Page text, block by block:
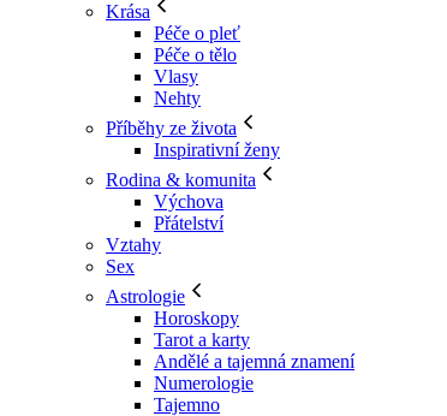
Krása
Péče o pleť
Péče o tělo
Vlasy
Nehty
Příběhy ze života
Inspirativní ženy
Rodina & komunita
Výchova
Přátelství
Vztahy
Sex
Astrologie
Horoskopy
Tarot a karty
Andělé a tajemná znamení
Numerologie
Tajemno